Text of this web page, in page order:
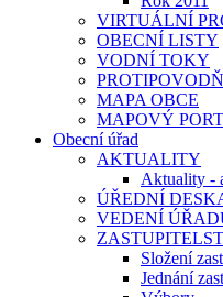
VIRTUÁLNÍ
OBECNÍ LISTY
VODNÍ TOKY
MAPA OBCE
MAPOVÝ
Obecní úřad
AKTUALITY
Aktuality -
ÚŘEDNÍ
VEDENÍ
Složení
Jednání